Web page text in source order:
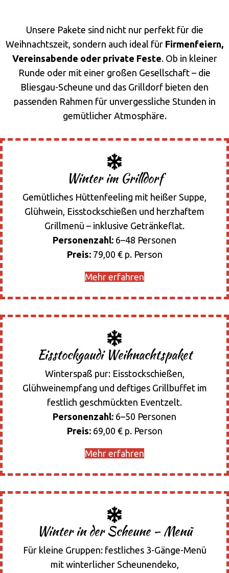
Unsere Pakete sind nicht nur perfekt für die
Weihnachtszeit, sondern auch ideal für Firmenfeiern,
Vereinsabende oder private Feste. Ob in kleiner
Runde oder mit einer großen Gesellschaft – die
Bliesgau-Scheune und das Grilldorf bieten den
passenden Rahmen für unvergessliche Stunden in
gemütlicher Atmosphäre.
Winter im Grilldorf
Gemütliches Hüttenfeeling mit heißer Suppe,
Glühwein, Eisstockschießen und herzhaftem
Grillmenü – inklusive Getränkeflat.
Personenzahl: 6–48 Personen
Preis:79,00 € p. Person
Mehr erfahren
Eisstockgaudi Weihnachtspaket
Winterspaß pur: Eisstockschießen,
Glühweinempfang und deftiges Grillbuffet im
festlich geschmückten Eventzelt.
Personenzahl: 6–50 Personen
Preis:69,00 € p. Person
Mehr erfahren
Winter in der Scheune – Menü
Für kleine Gruppen: festliches 3-Gänge-Menü
mit winterlicher Scheunendeko,